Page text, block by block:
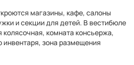
магазины, кафе, салоны
и секции для детей. В вестибюле
колясочная, комната консьержа,
инвентаря, зона размещения